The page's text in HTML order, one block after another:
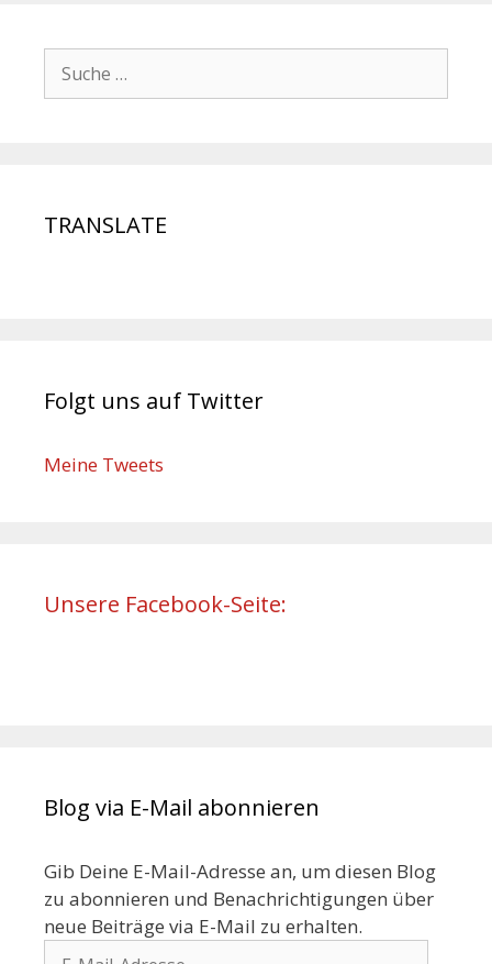
TRANSLATE
Folgt uns auf Twitter
Meine Tweets
Unsere Facebook-Seite:
Blog via E-Mail abonnieren
Gib Deine E-Mail-Adresse an, um diesen Blog
zu abonnieren und Benachrichtigungen über
neue Beiträge via E-Mail zu erhalten.